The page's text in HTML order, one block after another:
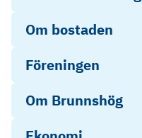
Om bostaden
Föreningen
Om Brunnshög